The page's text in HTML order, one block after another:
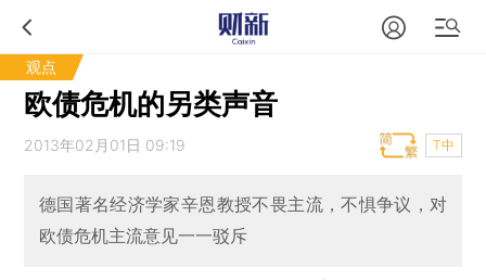
观点
欧债危机的另类声音
2013年02月01日 09:19 T中
德国著名经济学家辛恩教授不畏主流，不惧争议，对
欧债危机主流意见一一驳斥